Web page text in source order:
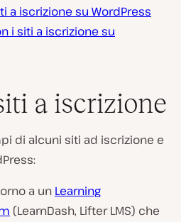
a iscrizione su WordPress
i siti a iscrizione su
a iscrizione
di alcuni siti ad iscrizione e
a un Learning
(LearnDash, Lifter LMS) che